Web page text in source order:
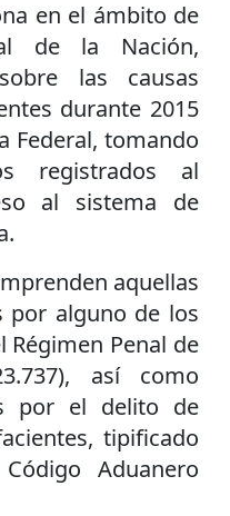
en el ámbito de
de la Nación,
las causas
durante 2015
Federal, tomando
registrados al
al sistema de
aquellas
por alguno de los
Régimen Penal de
así como
por el delito de
tipificado
Aduanero